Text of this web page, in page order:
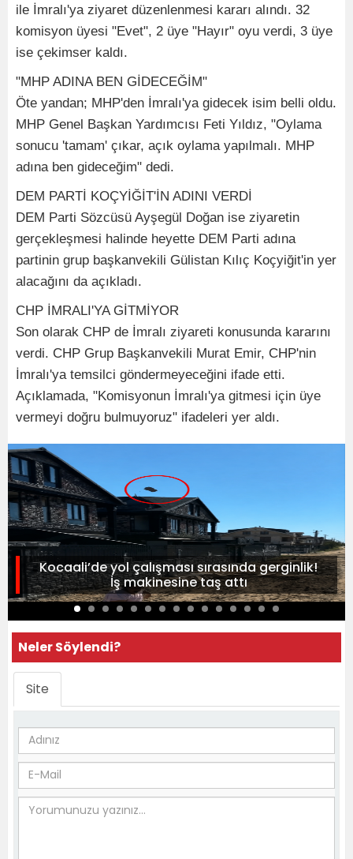
ile İmralı'ya ziyaret düzenlenmesi kararı alındı. 32
komisyon üyesi "Evet", 2 üye "Hayır" oyu verdi, 3 üye
ise çekimser kaldı.
"MHP ADINA BEN GİDECEĞİM"
Öte yandan; MHP'den İmralı'ya gidecek isim belli oldu.
MHP Genel Başkan Yardımcısı Feti Yıldız, "Oylama
sonucu 'tamam' çıkar, açık oylama yapılmalı. MHP
adına ben gideceğim" dedi.
DEM PARTİ KOÇYİĞİT'İN ADINI VERDİ
DEM Parti Sözcüsü Ayşegül Doğan ise ziyaretin
gerçekleşmesi halinde heyette DEM Parti adına
partinin grup başkanvekili Gülistan Kılıç Koçyiğit'in yer
alacağını da açıkladı.
CHP İMRALI'YA GİTMİYOR
Son olarak CHP de İmralı ziyareti konusunda kararını
verdi. CHP Grup Başkanvekili Murat Emir, CHP'nin
İmralı'ya temsilci göndermeyeceğini ifade etti.
Açıklamada, "Komisyonun İmralı'ya gitmesi için üye
vermeyi doğru bulmuyoruz" ifadeleri yer aldı.
Kocaali’de yol çalışması sırasında gerginlik!
İş makinesine taş attı
Neler Söylendi?
Site